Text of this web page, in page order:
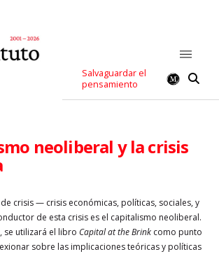
Salvaguardar el
pensamiento
neoliberal y la crisis
crisis — crisis económicas, políticas, sociales, y
de esta crisis es el capitalismo neoliberal.
se utilizará el libro Capital at the Brink como punto
sobre las implicaciones teóricas y políticas